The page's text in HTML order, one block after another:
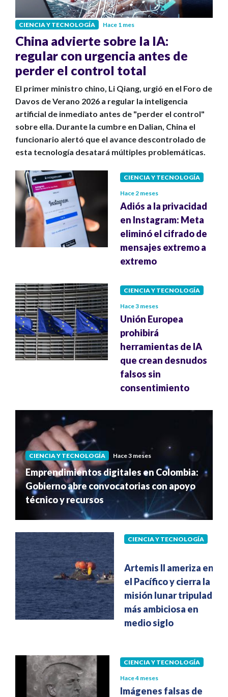
CIENCIA Y TECNOLOGÍA Hace 1 mes
China advierte sobre la IA:
regular con urgencia antes de
perder el control total
El primer ministro chino, Li Qiang, urgió en el Foro de
Davos de Verano 2026 a regular la inteligencia
artificial de inmediato antes de "perder el control"
sobre ella. Durante la cumbre en Dalian, China el
funcionario alertó que el avance descontrolado de
esta tecnología desatará múltiples problemáticas.
CIENCIA Y TECNOLOGÍA
Hace 2 meses
Adiós a la privacidad
en Instagram: Meta
eliminó el cifrado de
mensajes extremo a
extremo
CIENCIA Y TECNOLOGÍA
Hace 3 meses
Unión Europea
prohibirá
herramientas de IA
que crean desnudos
falsos sin
consentimiento
CIENCIA Y TECNOLOGÍA Hace 3 meses
Emprendimientos digitales en Colombia:
Gobierno abre convocatorias con apoyo
técnico y recursos
CIENCIA Y TECNOLOGÍA
Artemis II ameriza en
el Pacífico y cierra la
misión lunar tripulada
más ambiciosa en
medio siglo
CIENCIA Y TECNOLOGÍA
Hace 4 meses
Imágenes falsas de